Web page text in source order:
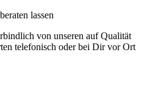
lassen
von unseren auf Qualität
telefonisch oder bei Dir vor Ort